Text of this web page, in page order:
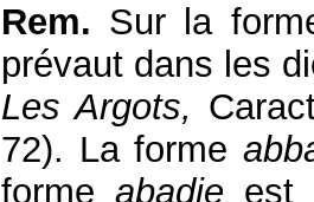
Rem. Sur la
prévaut dans les
Les Argots,
72). La forme
forme abadie est